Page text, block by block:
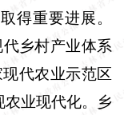
得重要进展。
乡村产业体系
代农业示范区
农业现代化。乡